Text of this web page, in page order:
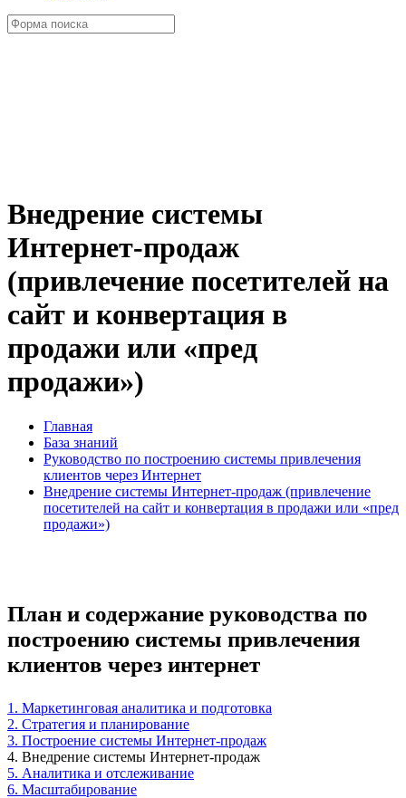
Внедрение системы
Интернет-продаж
(привлечение посетителей на
сайт и конвертация в
продажи или «пред
продажи»)
Главная
База знаний
Руководство по построению системы привлечения
клиентов через Интернет
Внедрение системы Интернет-продаж (привлечение
посетителей на сайт и конвертация в продажи или «пред
продажи»)
План и содержание руководства по
построению системы привлечения
клиентов через интернет
1. Маркетинговая аналитика и подготовка
2. Стратегия и планирование
3. Построение системы Интернет-продаж
4. Внедрение системы Интернет-продаж
5. Аналитика и отслеживание
6. Масштабирование